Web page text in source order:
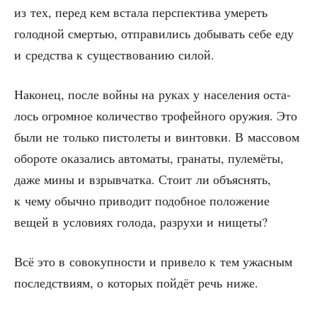
из тех, перед кем вста­ла пер­спек­ти­ва уме­реть
голод­ной смер­тью, отпра­ви­лись добы­вать себе еду
и сред­ства к суще­ство­ва­нию силой.
Нако­нец, после вой­ны на руках у насе­ле­ния оста­
лось огром­ное коли­че­ство тро­фей­но­го ору­жия. Это
были не толь­ко писто­ле­ты и вин­тов­ки. В мас­со­вом
обо­ро­те ока­за­лись авто­ма­ты, гра­на­ты, пуле­мё­ты,
даже мины и взрыв­чат­ка. Сто­ит ли объ­яс­нять,
к чему обыч­но при­во­дит подоб­ное поло­же­ние
вещей в усло­ви­ях голо­да, раз­ру­хи и нищеты?
Всё это в сово­куп­но­сти и при­ве­ло к тем ужас­ным
послед­стви­ям, о кото­рых пой­дёт речь ниже.